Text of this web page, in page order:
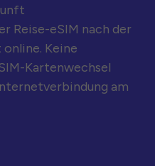
Reise-eSIM nach der
Keine
Kartenwechsel
am